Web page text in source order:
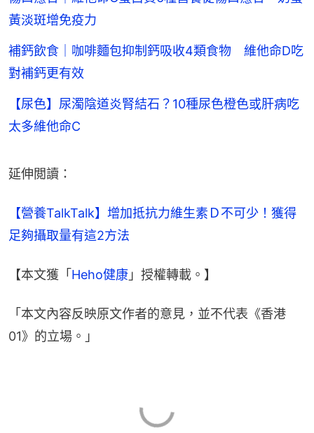
黃淡斑增免疫力
補鈣飲食｜咖啡麵包抑制鈣吸收4類食物 維他命D吃
對補鈣更有效
【尿色】尿濁陰道炎腎結石？10種尿色橙色或肝病吃
太多維他命C
延伸閲讀：
【營養TalkTalk】增加抵抗力維生素Ｄ不可少！獲得
足夠攝取量有這2方法
【本文獲「 Heho健康 」授權轉載。】
「本文內容反映原文作者的意見，並不代表《香港
01》的立場。」